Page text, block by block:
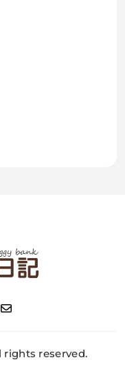
rights reserved.